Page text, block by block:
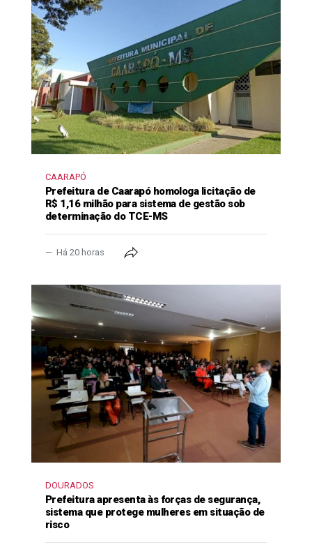
CAARAPÓ
Prefeitura de Caarapó homologa licitação de
R$ 1,16 milhão para sistema de gestão sob
determinação do TCE-MS
Há 20 horas
DOURADOS
Prefeitura apresenta às forças de segurança,
sistema que protege mulheres em situação de
risco